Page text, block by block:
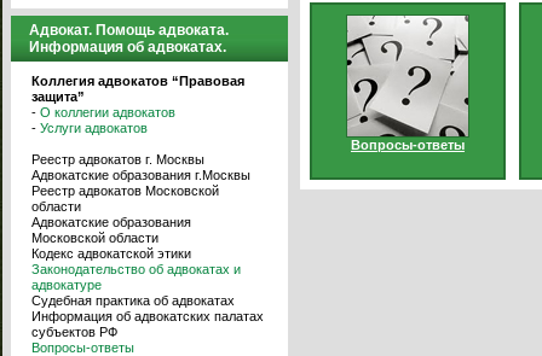
Адвокат. Помощь адвоката.
Информация об адвокатах.
Коллегия адвокатов “Правовая
защита”
- О коллегии адвокатов
- Услуги адвокатов
Реестр адвокатов г. Москвы
Адвокатские образования г.Москвы
Реестр адвокатов Московской
области
Адвокатские образования
Московской области
Кодекс адвокатской этики
Законодательство об адвокатах и
адвокатуре
Судебная практика об адвокатах
Информация об адвокатских палатах
субъектов РФ
Вопросы-ответы
Вопросы-ответы